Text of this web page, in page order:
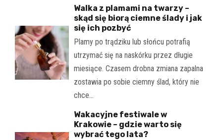
Walka z plamami na twarzy –
skąd się biorą ciemne ślady i jak
się ich pozbyć
Plamy po trądziku lub słońcu potrafią
utrzymać się na naskórku przez długie
miesiące. Czasem drobna zmiana zapalna
zostawia po sobie ciemny ślad, który nie
chce…
Wakacyjne festiwale w
Krakowie – gdzie warto się
wybrać tego lata?